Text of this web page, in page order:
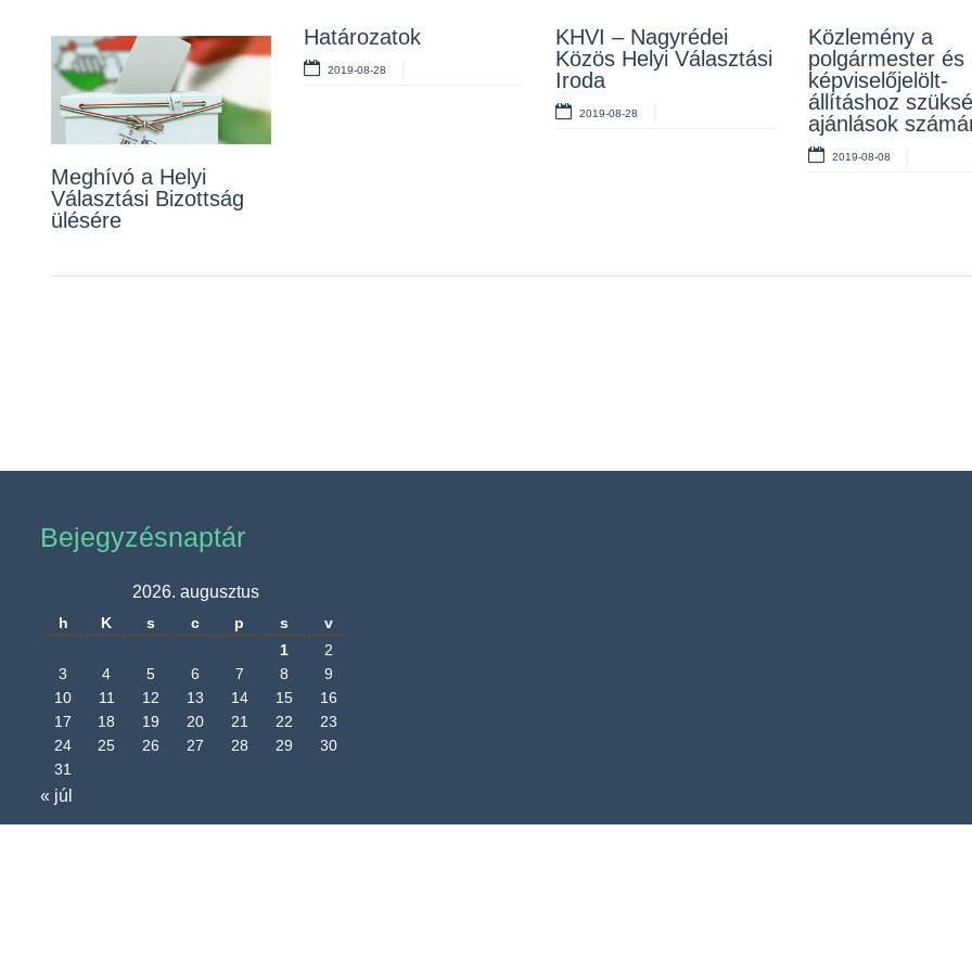
Meghívó a Helyi
Választási Bizottság
ülésére
Határozatok
2019-08-28
KHVI – Nagyrédei
Közös Helyi Választási
Iroda
2019-08-28
Közlemény a
polgármester és
képviselőjelölt-
állításhoz
ajánlások
2019-08-08
Bejegyzésnaptár
2026. augusztus
h K s c p s
v
1
2
3
4 5 6 7 8
9
10
11 12 13 14 15
16
17
18 19 20 21 22
23
24
25 26 27 28 29
30
31
« júl